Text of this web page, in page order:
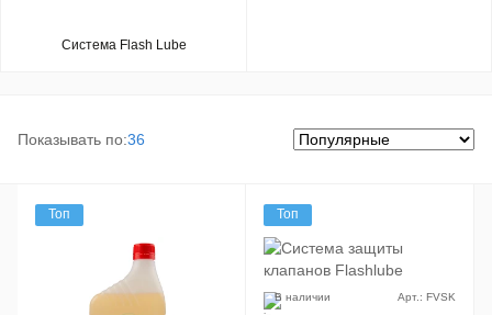
Система Flash Lube
Показывать по:36
Топ Топ
В наличии Арт.: FVSK